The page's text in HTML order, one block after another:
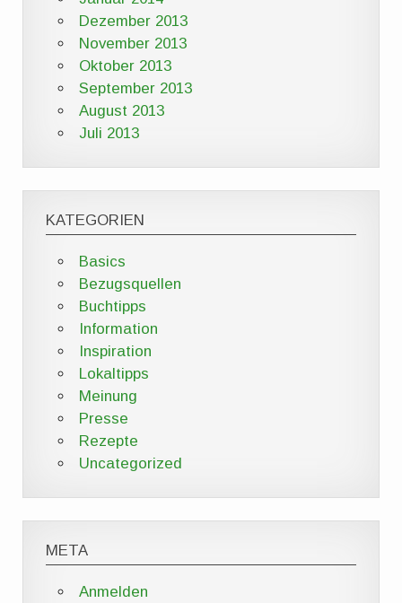
Dezember 2013
November 2013
Oktober 2013
September 2013
August 2013
Juli 2013
KATEGORIEN
Basics
Bezugsquellen
Buchtipps
Information
Inspiration
Lokaltipps
Meinung
Presse
Rezepte
Uncategorized
META
Anmelden